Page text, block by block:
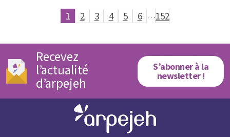
1 2 3 4 5 6 …152
Recevez
l’actualité
d’arpejeh
S’abonner à la
newsletter !